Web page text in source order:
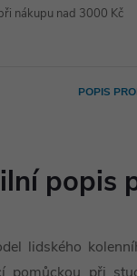
nákupu nad 3000 Kč
POPIS
popis
lidského